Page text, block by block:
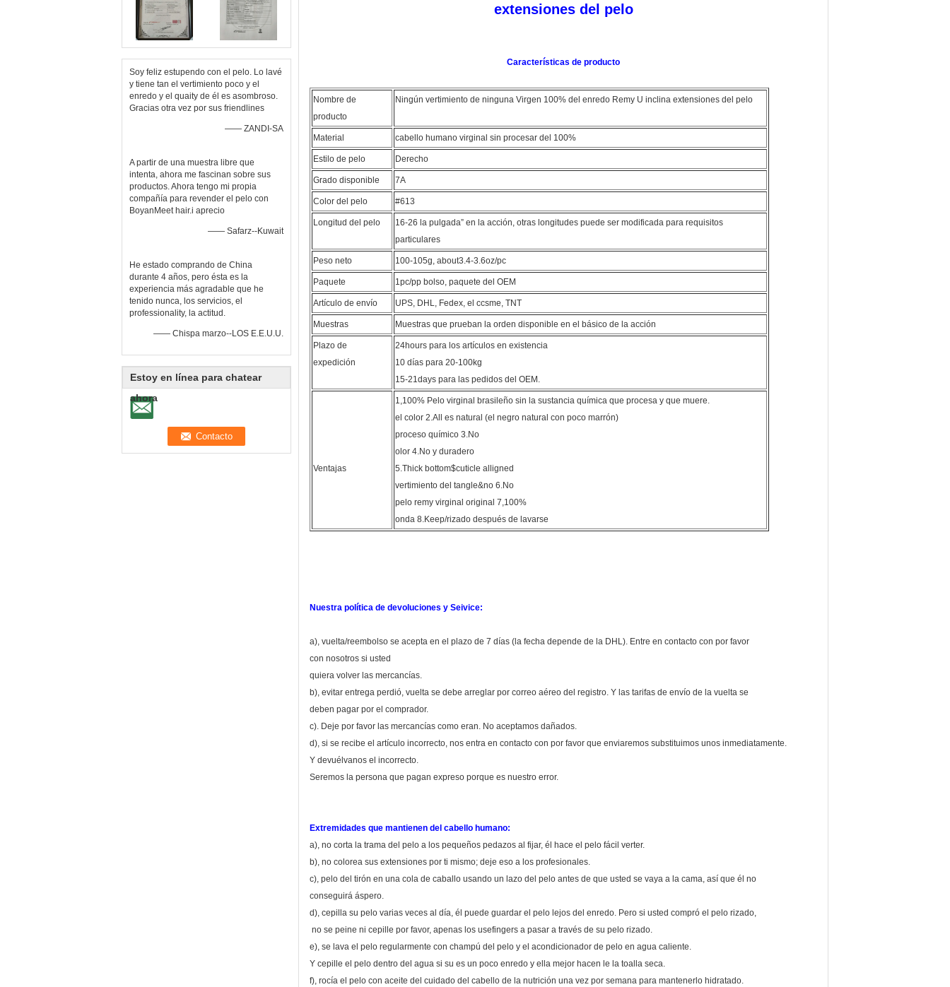
Soy feliz estupendo con el pelo. Lo lavé
y tiene tan el vertimiento poco y el
enredo y el quaity de él es asombroso.
Gracias otra vez por sus friendlines
—— ZANDI-SA
A partir de una muestra libre que
intenta, ahora me fascinan sobre sus
productos. Ahora tengo mi propia
compañía para revender el pelo con
BoyanMeet hair.i aprecio
—— Safarz--Kuwait
He estado comprando de China
durante 4 años, pero ésta es la
experiencia más agradable que he
tenido nunca, los servicios, el
professionality, la actitud.
—— Chispa marzo--LOS E.E.U.U.
Estoy en línea para chatear
ahora
extensiones del pelo
Características de producto
Nombre de
producto
Ningún vertimiento de ninguna Virgen 100% del enredo Remy U inclina extensiones del pelo
Material cabello humano virginal sin procesar del 100%
Estilo de pelo Derecho
Grado disponible 7A
Color del pelo #613
Longitud del pelo
16-26 la pulgada” en la acción, otras longitudes puede ser modificada para requisitos
particulares
Peso neto 100-105g, about3.4-3.6oz/pc
Paquete 1pc/pp bolso, paquete del OEM
Artículo de envío UPS, DHL, Fedex, el ccsme, TNT
Muestras Muestras que prueban la orden disponible en el básico de la acción
Plazo de
expedición
24hours para los artículos en existencia
10 días para 20-100kg
15-21days para las pedidos del OEM.
Ventajas
1,100% Pelo virginal brasileño sin la sustancia química que procesa y que muere.
el color 2.All es natural (el negro natural con poco marrón)
proceso químico 3.No
olor 4.No y duradero
5.Thick bottom$cuticle alligned
vertimiento del tangle&no 6.No
pelo remy virginal original 7,100%
onda 8.Keep/rizado después de lavarse
Nuestra política de devoluciones y Seivice:
a), vuelta/reembolso se acepta en el plazo de 7 días (la fecha depende de la DHL). Entre en contacto con por favor
con nosotros si usted
quiera volver las mercancías.
b), evitar entrega perdió, vuelta se debe arreglar por correo aéreo del registro. Y las tarifas de envío de la vuelta se
deben pagar por el comprador.
c). Deje por favor las mercancías como eran. No aceptamos dañados.
d), si se recibe el artículo incorrecto, nos entra en contacto con por favor que enviaremos substituimos unos inmediatamente.
Y devuélvanos el incorrecto.
Seremos la persona que pagan expreso porque es nuestro error.
Extremidades que mantienen del cabello humano:
a), no corta la trama del pelo a los pequeños pedazos al fijar, él hace el pelo fácil verter.
b), no colorea sus extensiones por ti mismo; deje eso a los profesionales.
c), pelo del tirón en una cola de caballo usando un lazo del pelo antes de que usted se vaya a la cama, así que él no
conseguirá áspero.
d), cepilla su pelo varias veces al día, él puede guardar el pelo lejos del enredo. Pero si usted compró el pelo rizado,
no se peine ni cepille por favor, apenas los usefingers a pasar a través de su pelo rizado.
e), se lava el pelo regularmente con champú del pelo y el acondicionador de pelo en agua caliente.
Y cepille el pelo dentro del agua si su es un poco enredo y ella mejor hacen le la toalla seca.
f), rocía el pelo con aceite del cuidado del cabello de la nutrición una vez por semana para mantenerlo hidratado.